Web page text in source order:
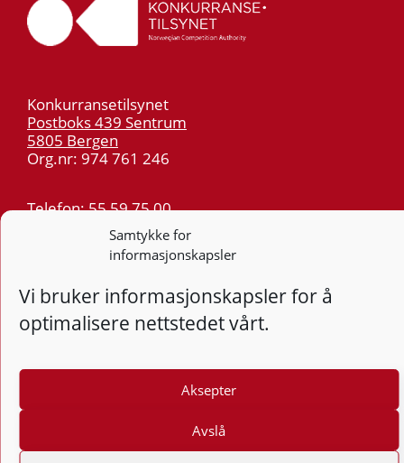
Samtykke for
informasjonskapsler
Vi bruker informasjonskapsler for å
optimalisere nettstedet vårt.
Aksepter
Avslå
Konkurransetilsynet
Postboks 439 Sentrum
5805 Bergen
Org.nr: 974 761 246
Telefon:55 59 75 00
post@kt.no
Nyhetsvarsel >>
Personvern